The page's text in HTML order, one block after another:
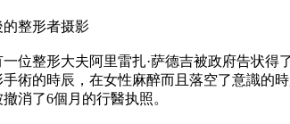
整形者摄影
位整形大夫阿里雷扎·萨德吉被政府告状
術的時辰，在女性麻醉而且落空了意識的
消了6個月的行醫执照。